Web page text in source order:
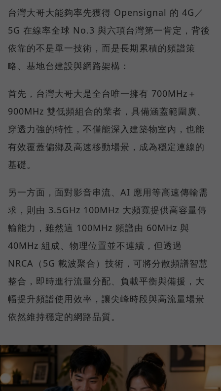
台灣大哥大能夠率先獲得 Opensignal 的 4G／
5G 在線率全球 No.3 與六項台灣第一肯定，背後
依靠的不是單一技術，而是長期累積的頻譜策
略、基地台建設與網路架構：
首先，台灣大哥大是全台唯一擁有 700MHz＋
900MHz 雙低頻組合的業者，具備涵蓋範圍廣、
穿透力強的特性，不僅能深入建築物室內，也能
有效覆蓋偏鄉及高速移動場景，成為穩定連線的
基礎。
另一方面，面對影音串流、AI 應用等高速傳輸需
求，則由 3.5GHz 100MHz 大頻寬提供高容量傳
輸能力，雖然這 100MHz 頻譜由 60MHz 與
40MHz 組成、物理位置並不連續，但透過
NRCA（5G 載波聚合）技術，可將分散頻譜智慧
整合，即時進行流量分配、負載平衡與備援，大
幅提升頻譜使用效率，讓尖峰時段與高流量場景
依然維持穩定的網路品質。